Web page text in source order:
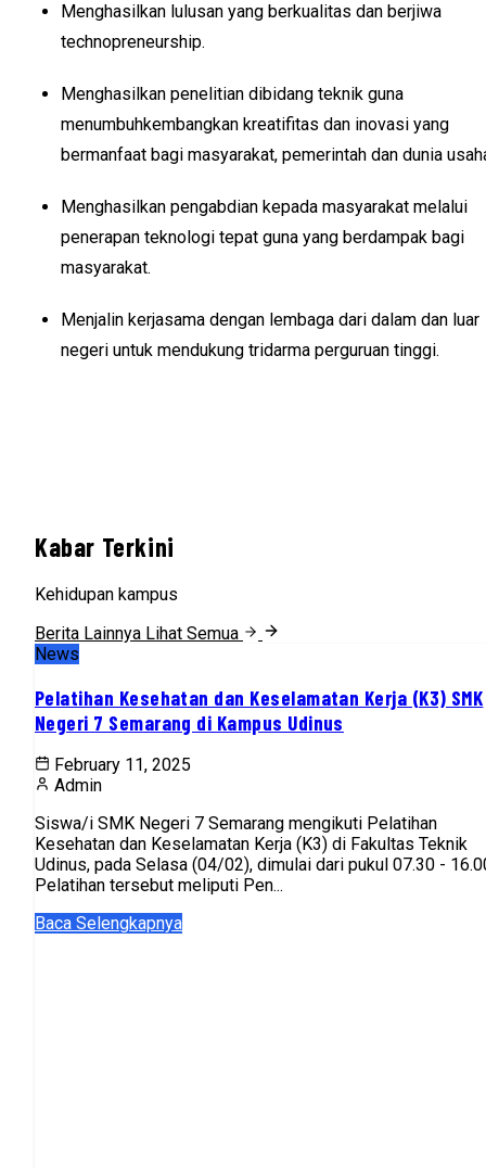
Menghasilkan lulusan yang berkualitas dan berjiwa
technopreneurship.
Menghasilkan penelitian dibidang teknik guna
menumbuhkembangkan kreatifitas dan inovasi yang
bermanfaat bagi masyarakat, pemerintah dan dunia
Menghasilkan pengabdian kepada masyarakat melalui
penerapan teknologi tepat guna yang berdampak bagi
masyarakat.
Menjalin kerjasama dengan lembaga dari dalam dan luar
negeri untuk mendukung tridarma perguruan tinggi.
Kabar Terkini
Kehidupan kampus
Berita Lainnya Lihat Semua
News
Pelatihan Kesehatan dan Keselamatan Kerja (K3) SMK
Negeri 7 Semarang di Kampus Udinus
February 11, 2025
Admin
Siswa/i SMK Negeri 7 Semarang mengikuti Pelatihan
Kesehatan dan Keselamatan Kerja (K3) di Fakultas Teknik
Udinus, pada Selasa (04/02), dimulai dari pukul 07.30 -
Pelatihan tersebut meliputi Pen...
Baca Selengkapnya